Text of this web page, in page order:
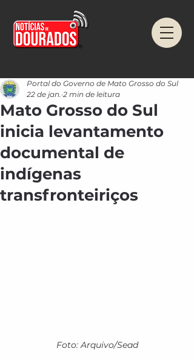
Mato Grosso do Sul
inicia levantamento
documental de
indígenas
transfronteiriços
Portal do Governo de Mato Grosso do Sul
22 de jan. 2 min de leitura
Foto: Arquivo/Sead